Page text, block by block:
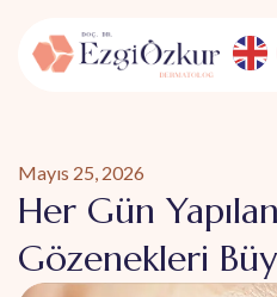
Mayıs 25, 2026
Her Gün
Gözenekleri